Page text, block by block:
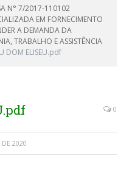
N° 7/2017-110102
EM FORNECIMENTO
A DEMANDA DA
TRABALHO E ASSISTÊNCIA
DOM ELISEU.pdf
0
2020